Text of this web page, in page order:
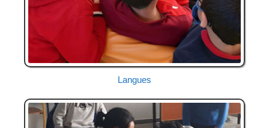
Langues